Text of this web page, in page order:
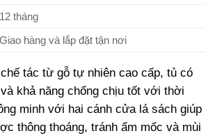
12 tháng
Giao hàng và lắp đặt tận nơi
tác từ gỗ tự nhiên cao cấp, tủ có
khả năng chống chịu tốt với thời
minh với hai cánh cửa lá sách giúp
thông thoáng, tránh ẩm mốc và mùi